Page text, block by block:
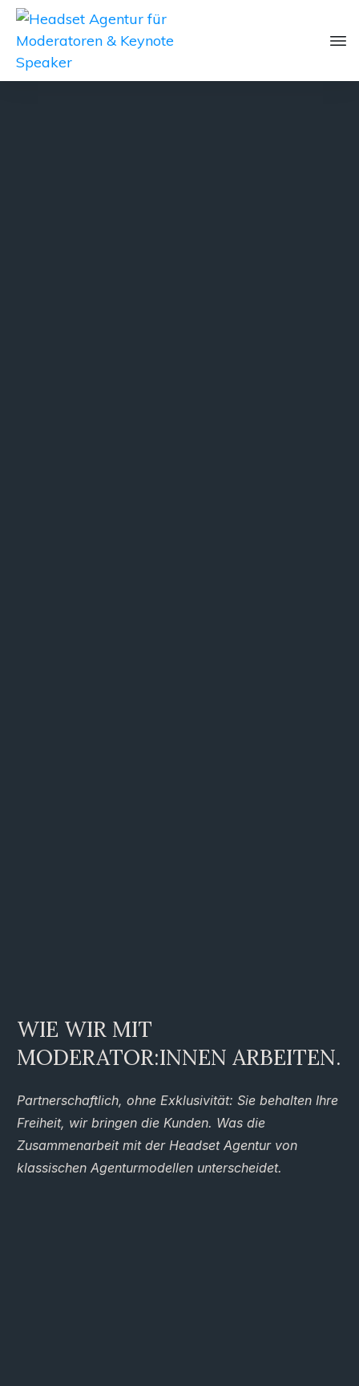
WIE WIR MIT
MODERATOR:INNEN ARBEITEN.
Partnerschaftlich, ohne Exklusivität: Sie behalten Ihre
Freiheit, wir bringen die Kunden. Was die
Zusammenarbeit mit der Headset Agentur von
klassischen Agenturmodellen unterscheidet.